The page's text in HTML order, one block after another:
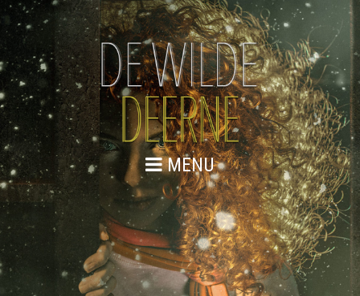
MENU
DE WILDE DEERNE – WEBSITE 1